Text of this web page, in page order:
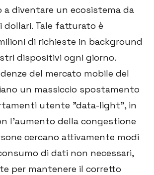
diventare un ecosistema da
dollari. Tale fatturato è
di richieste in background
dispositivi ogni giorno.
del mercato mobile del
un massiccio spostamento
utente "data-light", in
l'aumento della congestione
cercano attivamente modi
di dati non necessari,
per mantenere il corretto